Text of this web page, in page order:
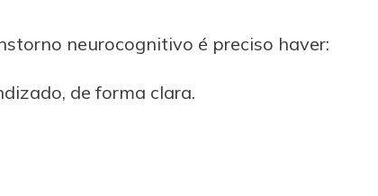
neurocognitivo é preciso haver:
de forma clara.